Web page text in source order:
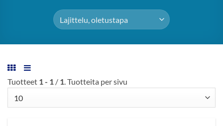
Tuotteet 1 - 1 / 1. Tuotteita per sivu